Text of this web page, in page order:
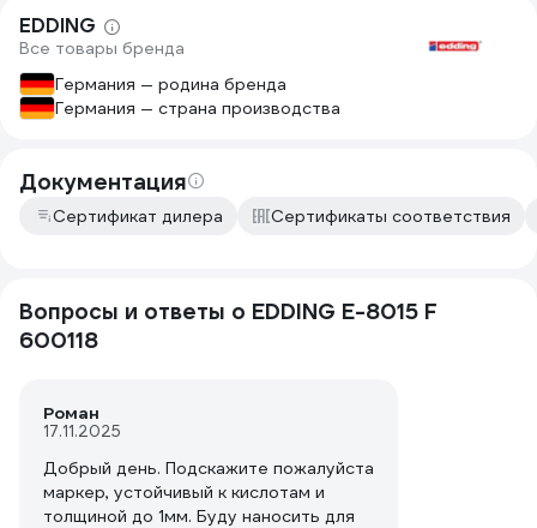
EDDING
Все товары бренда
Германия — родина бренда
Германия — страна производства
Документация
Сертификат дилера Сертификаты соответствия
Вопросы и ответы о EDDING E-8015 F
600118
Роман
17.11.2025
Добрый день. Подскажите пожалуйста
маркер, устойчивый к кислотам и
толщиной до 1мм. Буду наносить для